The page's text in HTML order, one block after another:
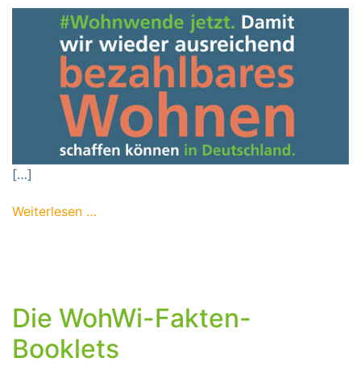
[…]
Weiterlesen …
Die WohWi-Fakten-
Booklets